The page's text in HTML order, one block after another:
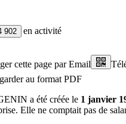
902
en activité
cette page par Email
au format PDF
a été créée le 1 janvier
Elle ne comptait pas de